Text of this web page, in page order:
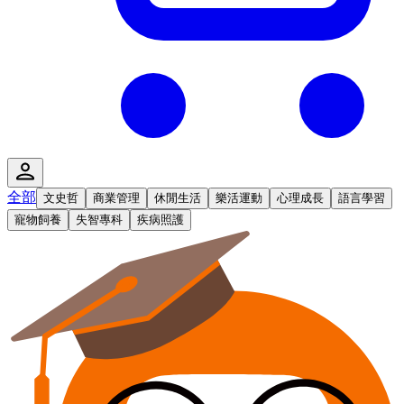
全部 文史哲 商業管理 休閒生活 樂活運動 心理成長
語言學習
寵物飼養
失智專科 疾病照護